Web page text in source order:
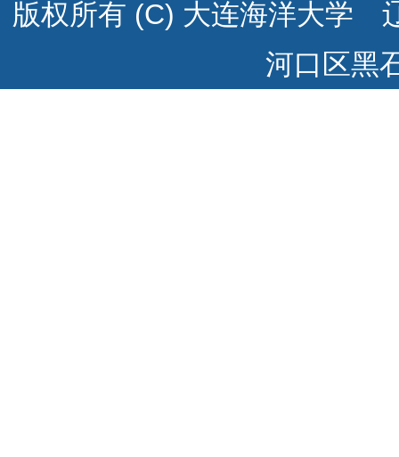
版权所有 (C) 大连海洋大学
河口区黑